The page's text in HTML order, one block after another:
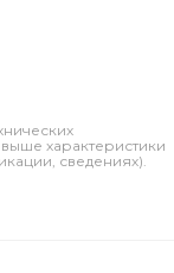
характеристики
сведениях).